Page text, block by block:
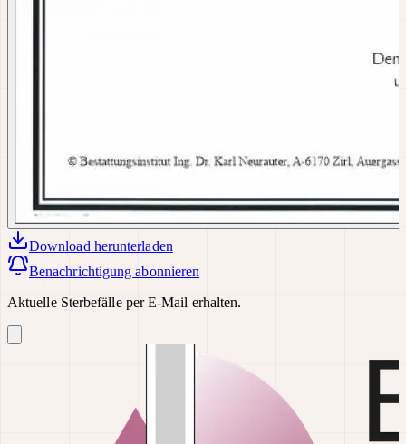
Download herunterladen
Benachrichtigung abonnieren
Aktuelle Sterbefälle per E-Mail erhalten.